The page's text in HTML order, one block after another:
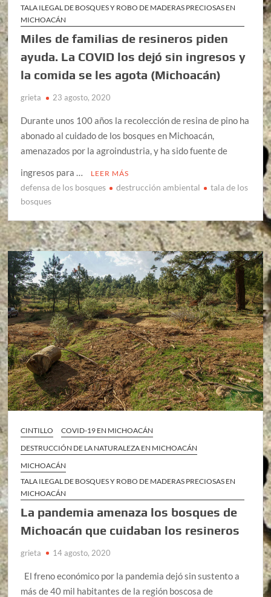
TALA ILEGAL DE BOSQUES Y ROBO DE MADERAS PRECIOSAS EN
MICHOACÁN
Miles de familias de resineros piden
ayuda. La COVID los dejó sin ingresos y
la comida se les agota (Michoacán)
grieta 23 agosto, 2020
Durante unos 100 años la recolección de resina de pino ha
abonado al cuidado de los bosques en Michoacán,
amenazados por la agroindustria, y ha sido fuente de
ingresos para …
LEER MÁS
defensa de los bosques destrucción ambiental
tala de los
bosques
CINTILLO
COVID-19 EN MICHOACÁN
DESTRUCCIÓN DE LA NATURALEZA EN MICHOACÁN
MICHOACÁN
TALA ILEGAL DE BOSQUES Y ROBO DE MADERAS PRECIOSAS EN
MICHOACÁN
La pandemia amenaza los bosques de
Michoacán que cuidaban los resineros
grieta 14 agosto, 2020
El freno económico por la pandemia dejó sin sustento a
más de 40 mil habitantes de la región boscosa de